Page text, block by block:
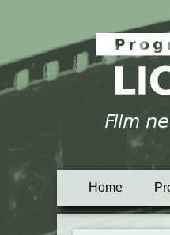
Primäres
Menü
springen
Home